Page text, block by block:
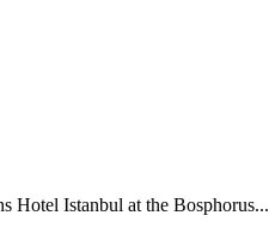
Hotel Istanbul at the Bosphorus...